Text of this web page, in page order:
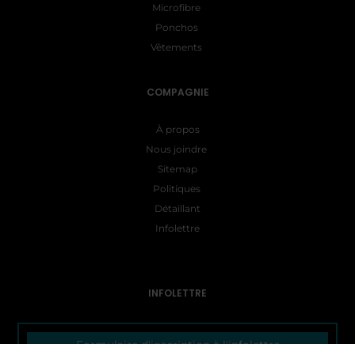
Microfibre
Ponchos
Vêtements
COMPAGNIE
À propos
Nous joindre
Sitemap
Politiques
Détaillant
Infolettre
INFOLETTRE